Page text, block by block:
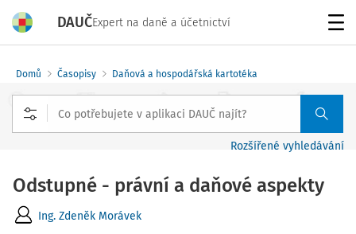
DAUČExpert na daně a účetnictví
Domů Časopisy Daňová a hospodářská kartotéka
Rozšířené vyhledávání
Odstupné - právní a daňové aspekty
Ing. Zdeněk Morávek